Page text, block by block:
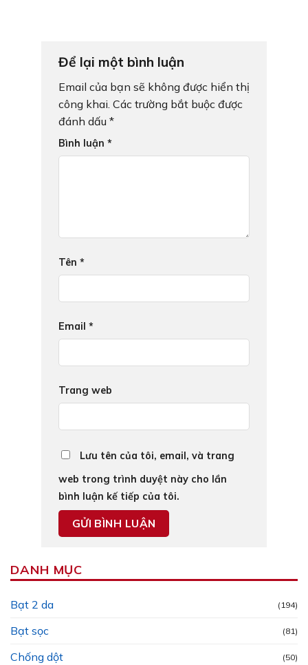
Để lại một bình luận
Email của bạn sẽ không được hiển thị
công khai. Các trường bắt buộc được
đánh dấu *
Bình luận *
Tên *
Email *
Trang web
Lưu tên của tôi, email, và trang
web trong trình duyệt này cho lần
bình luận kế tiếp của tôi.
DANH MỤC
Bạt 2 da (194)
Bạt sọc (81)
Chống dột (50)